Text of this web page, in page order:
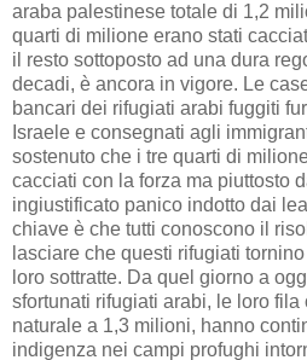
araba palestinese totale di 1,2
quarti di milione erano stati
il resto sottoposto ad una dura
decadi, è ancora in vigore. Le
bancari dei rifugiati arabi fuggiti
Israele e consegnati agli
sostenuto che i tre quarti di
cacciati con la forza ma piuttosto
ingiustificato panico indotto dai
chiave è che tutti conoscono il
lasciare che questi rifugiati
loro sottratte. Da quel giorno a
sfortunati rifugiati arabi, le loro
naturale a 1,3 milioni, hanno
indigenza nei campi profughi